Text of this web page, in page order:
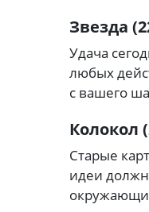
Звезда
Удача
любых
с вашего
Колокол
Старые
идеи